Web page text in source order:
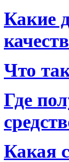
Какие
Что
Где
Какая